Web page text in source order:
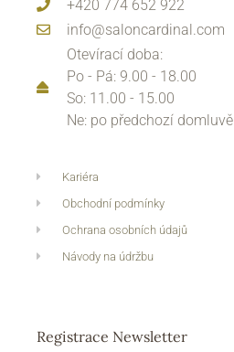
+420 774 652 922
info@saloncardinal.com
Otevírací doba:
Po - Pá: 9.00 - 18.00
So: 11.00 - 15.00
Ne: po předchozí domluvě
Kariéra
Obchodní podmínky
Ochrana osobních údajů
Návody na údržbu
Registrace Newsletter